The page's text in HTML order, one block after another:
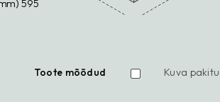
595
Toote mõõdud Kuva